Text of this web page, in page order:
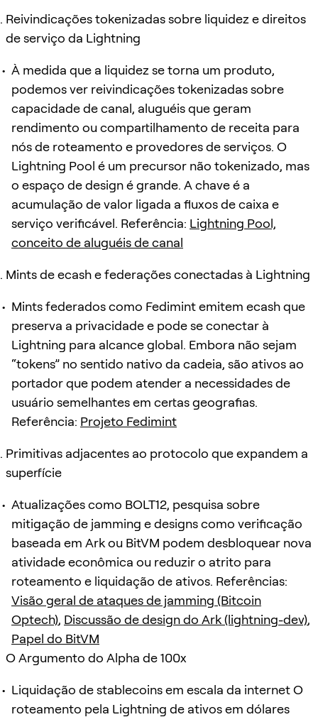
Reivindicações tokenizadas sobre liquidez e direitos
de serviço da Lightning
À medida que a liquidez se torna um produto,
podemos ver reivindicações tokenizadas sobre
capacidade de canal, aluguéis que geram
rendimento ou compartilhamento de receita para
nós de roteamento e provedores de serviços. O
Lightning Pool é um precursor não tokenizado, mas
o espaço de design é grande. A chave é a
acumulação de valor ligada a fluxos de caixa e
serviço verificável. Referência: Lightning Pool,
conceito de aluguéis de canal
Mints de ecash e federações conectadas à Lightning
Mints federados como Fedimint emitem ecash que
preserva a privacidade e pode se conectar à
Lightning para alcance global. Embora não sejam
“tokens” no sentido nativo da cadeia, são ativos ao
portador que podem atender a necessidades de
usuário semelhantes em certas geografias.
Referência: Projeto Fedimint
Primitivas adjacentes ao protocolo que expandem a
superfície
Atualizações como BOLT12, pesquisa sobre
mitigação de jamming e designs como verificação
baseada em Ark ou BitVM podem desbloquear nova
atividade econômica ou reduzir o atrito para
roteamento e liquidação de ativos. Referências:
Visão geral de ataques de jamming (Bitcoin
Optech), Discussão de design do Ark (lightning-dev),
Papel do BitVM
O Argumento do Alpha de 100x
Liquidação de stablecoins em escala da internet O
roteamento pela Lightning de ativos em dólares